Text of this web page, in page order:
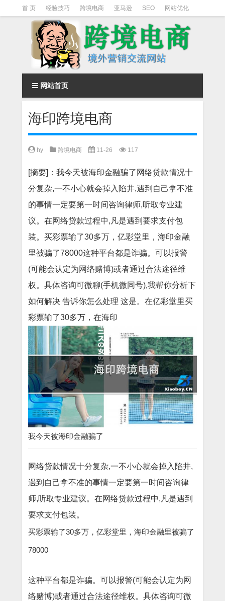
首 页 经验技巧 跨境电商 亚马逊 SEO 网站优化
Facebook营销 Facebook广告 facebook营销技巧
instagram营销
网站首页
海印跨境电商
hy 跨境电商 11-26 117
[摘要]：我今天被海印金融骗了网络贷款情况十
分复杂,一不小心就会掉入陷井,遇到自己拿不准
的事情一定要第一时间咨询律师,听取专业建
议。在网络贷款过程中,凡是遇到要求支付包
装。买彩票输了30多万，亿彩堂里，海印金融
里被骗了78000这种平台都是诈骗。可以报警
(可能会认定为网络赌博)或者通过合法途径维
权。具体咨询可微聊(手机微同号),我帮你分析下
如何解决 告诉你怎么处理 这是。在亿彩堂里买
彩票输了30多万，在海印
我今天被海印金融骗了
网络贷款情况十分复杂,一不小心就会掉入陷井,
遇到自己拿不准的事情一定要第一时间咨询律
师,听取专业建议。在网络贷款过程中,凡是遇到
要求支付包装。
买彩票输了30多万，亿彩堂里，海印金融里被骗了
78000
这种平台都是诈骗。可以报警(可能会认定为网
络赌博)或者通过合法途径维权。具体咨询可微